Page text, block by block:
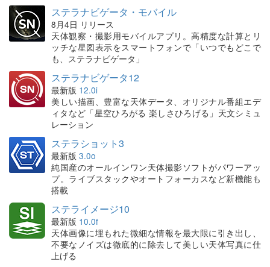
ステラナビゲータ・モバイル
8月4日 リリース
天体観察・撮影用モバイルアプリ。高精度な計算とリ
ッチな星図表示をスマートフォンで「いつでもどこで
も、ステラナビゲータ」
ステラナビゲータ12
最新版 12.0i
美しい描画、豊富な天体データ、オリジナル番組エデ
ィタなど「星空ひろがる 楽しさひろげる」天文シミュ
レーション
ステラショット3
最新版 3.0o
純国産のオールインワン天体撮影ソフトがパワーアッ
プ。ライブスタックやオートフォーカスなど新機能も
搭載
ステライメージ10
最新版 10.0f
天体画像に埋もれた微細な情報を最大限に引き出し、
不要なノイズは徹底的に除去して美しい天体写真に仕
上げる